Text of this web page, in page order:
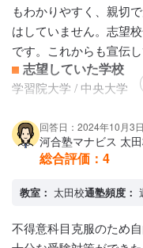
談して受講する授業を
授業が用意されており
選択できました記述の
で、試験の形式に合わ
保護者への連絡手段
アクセス・周りの環境
駅や周辺の学校から近
がいいです。
もわかりやすく、親切
はしていません。志望
です。これからも宣伝
志望していた学校
学習院大学 / 中央大学
回答日：2024年10月3日
河合塾マナビス 太
総合評価： 4
教室： 太田校通塾頻度：
不得意科目克服のため